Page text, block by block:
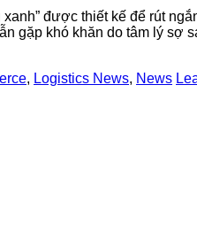
xanh” được thiết kế để rút
gặp khó khăn do tâm lý sợ
, Logistics News, News